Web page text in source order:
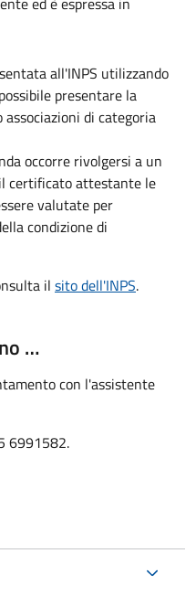
all'INPS utilizzando
presentare la
di categoria
occorre rivolgersi a un
certificato attestante le
valutate per
condizione di
il sito dell'INPS.
…
con l'assistente
6991582.